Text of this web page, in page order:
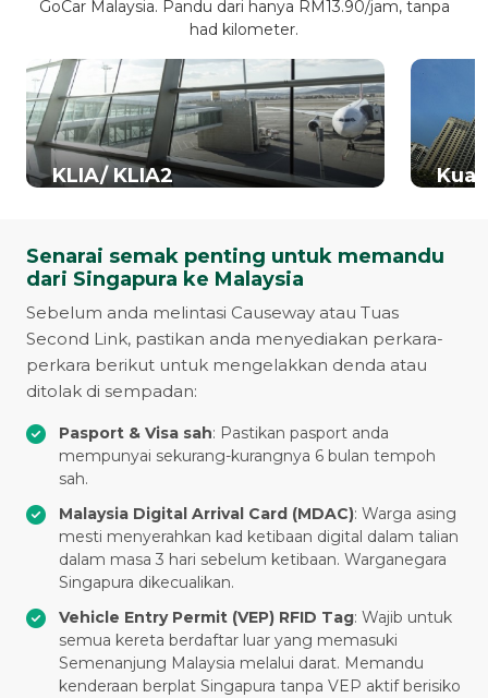
GoCar Malaysia. Pandu dari hanya RM13.90/jam, tanpa
had kilometer.
KLIA/ KLIA2
Senarai semak penting untuk memandu
dari Singapura ke Malaysia
Sebelum anda melintasi Causeway atau Tuas
Second Link, pastikan anda menyediakan perkara-
perkara berikut untuk mengelakkan denda atau
ditolak di sempadan:
Pasport & Visa sah: Pastikan pasport anda
mempunyai sekurang-kurangnya 6 bulan tempoh
sah.
Malaysia Digital Arrival Card (MDAC): Warga asing
mesti menyerahkan kad ketibaan digital dalam talian
dalam masa 3 hari sebelum ketibaan. Warganegara
Singapura dikecualikan.
Vehicle Entry Permit (VEP) RFID Tag: Wajib untuk
semua kereta berdaftar luar yang memasuki
Semenanjung Malaysia melalui darat. Memandu
kenderaan berplat Singapura tanpa VEP aktif berisiko